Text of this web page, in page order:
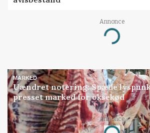
Annonce
Loading...
MARKED
Uændret notering: Spæde
presset marked for oksekød
Annonce